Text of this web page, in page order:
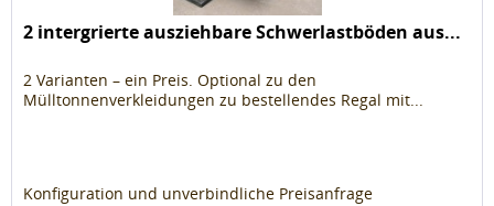
2 intergrierte ausziehbare Schwerlastböden aus...
2 Varianten – ein Preis. Optional zu den
Mülltonnenverkleidungen zu bestellendes Regal mit...
Konfiguration und unverbindliche Preisanfrage